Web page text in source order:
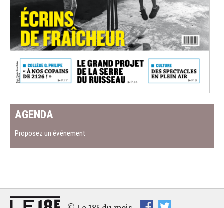
AGENDA
Proposez un événement
e